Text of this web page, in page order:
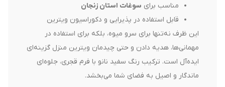
مناسب برای سوغات استان زنجان
قابل استفاده در پذیرایی و دکوراسیون ویترین
این ظرف نه‌تنها برای سرو میوه، بلکه برای استفاده در
مهمانی‌ها، هدیه دادن و حتی چیدمان ویترین منزل گزینه‌ای
ایده‌آل است. ترکیب رنگ سفید نانو با فرم قجری، جلوه‌ای
ماندگار و اصیل به فضای شما می‌بخشد.